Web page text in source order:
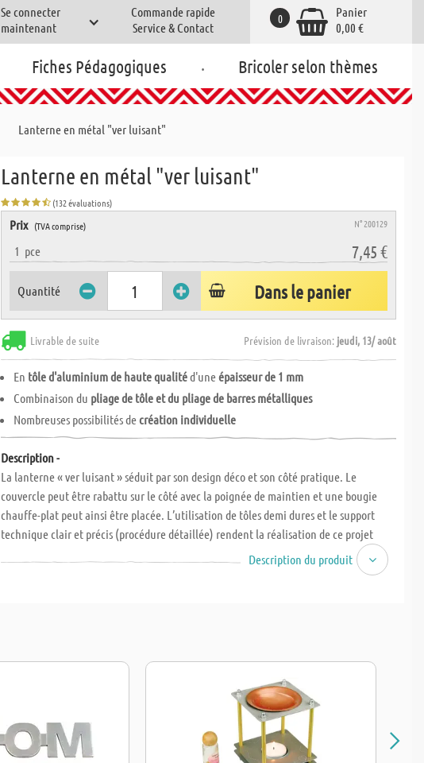
Se connecter
maintenant
Commande rapide
Service & Contact
Panier
0,00 €
0
Fiches Pédagogiques . Bricoler selon thèmes
Lanterne en métal "ver luisant"
Lanterne en métal "ver luisant"
(132 évaluations)
Prix (TVA comprise) N° 200129
1 pce 7,45 €
Quantité Dans le panier
Livrable de suite Prévision de livraison: jeudi, 13/ août
En tôle d'aluminium de haute qualitéd'uneépaisseur de 1 mm
Combinaison du pliage de tôle et du pliage de barres métalliques
Nombreuses possibilités decréation individuelle
Description -
La lanterne « ver luisant » séduit par son design déco et son côté pratique. Le
couvercle peut être rabattu sur le côté avec la poignée de maintien et une bougie
chauffe-plat peut ainsi être placée. L’utilisation de tôles demi dures et le support
technique clair et précis (procédure détaillée) rendent la réalisation de ce projet
aisée. Le set de construction est complet et comprend des instructions détaillées, des
illustrations et une bougie « chauffe-plat ». Dimensions : env. 100 x 100 x 180 mm. A
Description du produit